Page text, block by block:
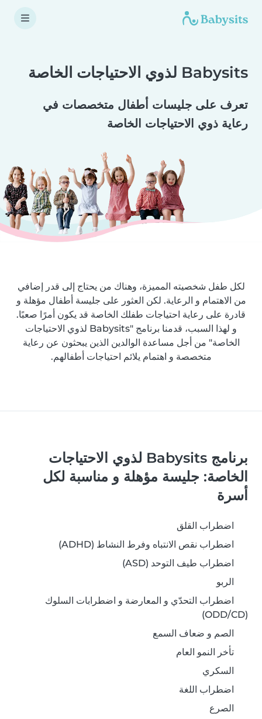
Babysits لذوي الاحتياجات الخاصة
تعرف على جليسات أطفال متخصصات في
رعاية ذوي الاحتياجات الخاصة
لكل طفل شخصيته المميزة، وهناك من يحتاج إلى قدر إضافي
من الاهتمام و الرعاية. لكن العثور على جليسة أطفال مؤهلة و
قادرة على رعاية احتياجات طفلك الخاصة قد يكون أمرًا صعبًا.
و لهذا السبب، قدمنا برنامج "Babysits لذوي الاحتياجات
الخاصة" من أجل مساعدة الوالدين الذين يبحثون عن رعاية
متخصصة و اهتمام يلائم احتياجات أطفالهم.
برنامج Babysits لذوي الاحتياجات
الخاصة: جليسة مؤهلة و مناسبة لكل
أسرة
اضطراب القلق
اضطراب نقص الانتباه وفرط النشاط (ADHD)
اضطراب طيف التوحد (ASD)
الربو
اضطراب التحدّي و المعارضة و اضطرابات السلوك
(ODD/CD)
الصم و ضعاف السمع
تأخر النمو العام
السكري
اضطراب اللغة
الصرع